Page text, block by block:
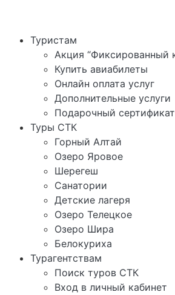
Туристам
Акция “Фиксированный
Купить авиабилеты
Онлайн оплата услуг
Дополнительные услуги
Подарочный сертификат
Туры СТК
Горный Алтай
Озеро Яровое
Шерегеш
Санатории
Детские лагеря
Озеро Телецкое
Озеро Шира
Белокуриха
Турагентствам
Поиск туров СТК
Вход в личный кабинет